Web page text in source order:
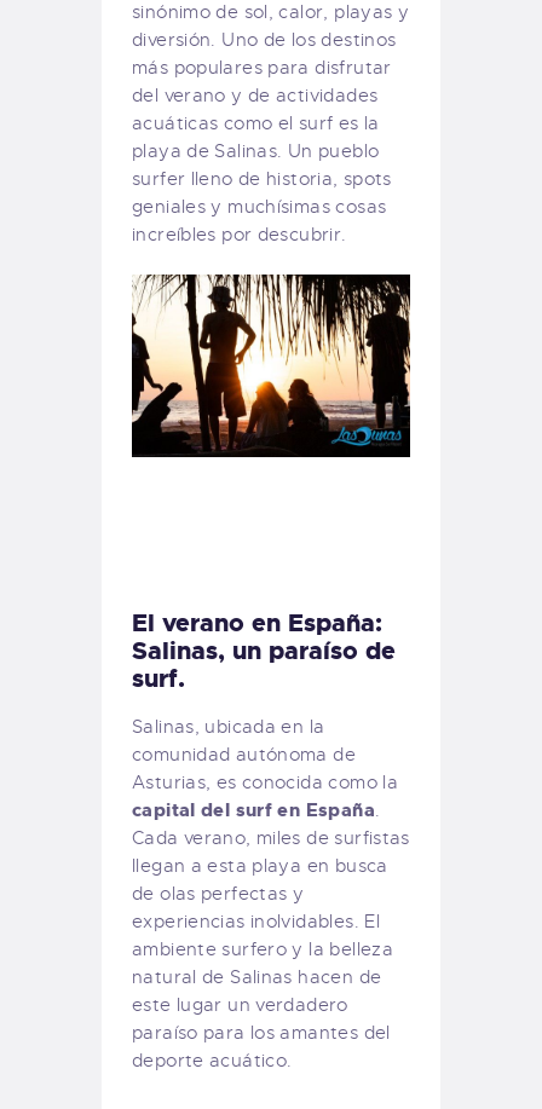
sinónimo de sol, calor, playas y
diversión. Uno de los destinos
más populares para disfrutar
del verano y de actividades
acuáticas como el surf es la
playa de Salinas. Un pueblo
surfer lleno de historia, spots
geniales y muchísimas cosas
increíbles por descubrir.
El verano en España:
Salinas, un paraíso de
surf.
Salinas, ubicada en la
comunidad autónoma de
Asturias, es conocida como la
capital del surf en España.
Cada verano, miles de surfistas
llegan a esta playa en busca
de olas perfectas y
experiencias inolvidables. El
ambiente surfero y la belleza
natural de Salinas hacen de
este lugar un verdadero
paraíso para los amantes del
deporte acuático.